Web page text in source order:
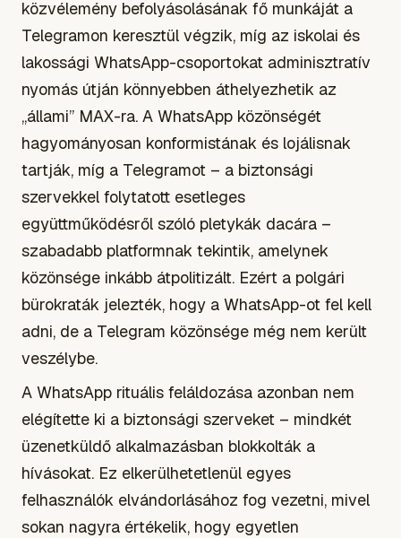
közvélemény befolyásolásának fő munkáját a
Telegramon keresztül végzik, míg az iskolai és
lakossági WhatsApp-csoportokat adminisztratív
nyomás útján könnyebben áthelyezhetik az
„állami” MAX-ra. A WhatsApp közönségét
hagyományosan konformistának és lojálisnak
tartják, míg a Telegramot – a biztonsági
szervekkel folytatott esetleges
együttműködésről szóló pletykák dacára –
szabadabb platformnak tekintik, amelynek
közönsége inkább átpolitizált. Ezért a polgári
bürokraták jelezték, hogy a WhatsApp-ot fel kell
adni, de a Telegram közönsége még nem került
veszélybe.
A WhatsApp rituális feláldozása azonban nem
elégítette ki a biztonsági szerveket – mindkét
üzenetküldő alkalmazásban blokkolták a
hívásokat. Ez elkerülhetetlenül egyes
felhasználók elvándorlásához fog vezetni, mivel
sokan nagyra értékelik, hogy egyetlen